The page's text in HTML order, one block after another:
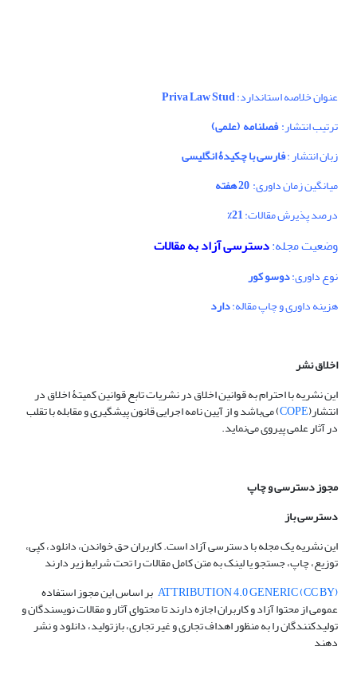
عنوان خلاصه استاندارد:Priva Law Stud
ترتیب انتشار:فصلنامه(علمی)
زبان انتشار :فارسی با چکیدۀ انگلیسی
میانگین زمان داوری:20 هفته
درصد پذیرش مقالات:21%
وضعیت مجله:دسترسی آزاد به مقالات
نوع داوری:دوسو کور
هزینه داوری و چاپ مقاله:دارد
اخلاق نشر
این نشریه با احترام به قوانین اخلاق در نشریات تابع قوانین کمیتۀ اخلاق در
انتشار(COPE) می‌باشد و از آیین نامه اجرایی قانون پیشگیری و مقابله با تقلب
در آثار علمی پیروی می‌نماید.
مجوز دسترسی و چاپ
دسترسی باز
این نشریه یک مجله با دسترسی آزاد است. کاربران حق خواندن، دانلود، کپی،
توزیع، چاپ، جستجو یا لینک به متن کامل مقالات را تحت شرایط زیر دارند
(CC BY) ATTRIBUTION 4.0 GENERIC
بر اساس این مجوز استفاده
عمومی از محتوا آزاد و کاربران اجازه دارند تا محتوای آثار و مقالات نویسندگان و
تولیدکنندگان را به منظور اهداف تجاری و غیر تجاری، بازتولید، دانلود و نشر
دهند